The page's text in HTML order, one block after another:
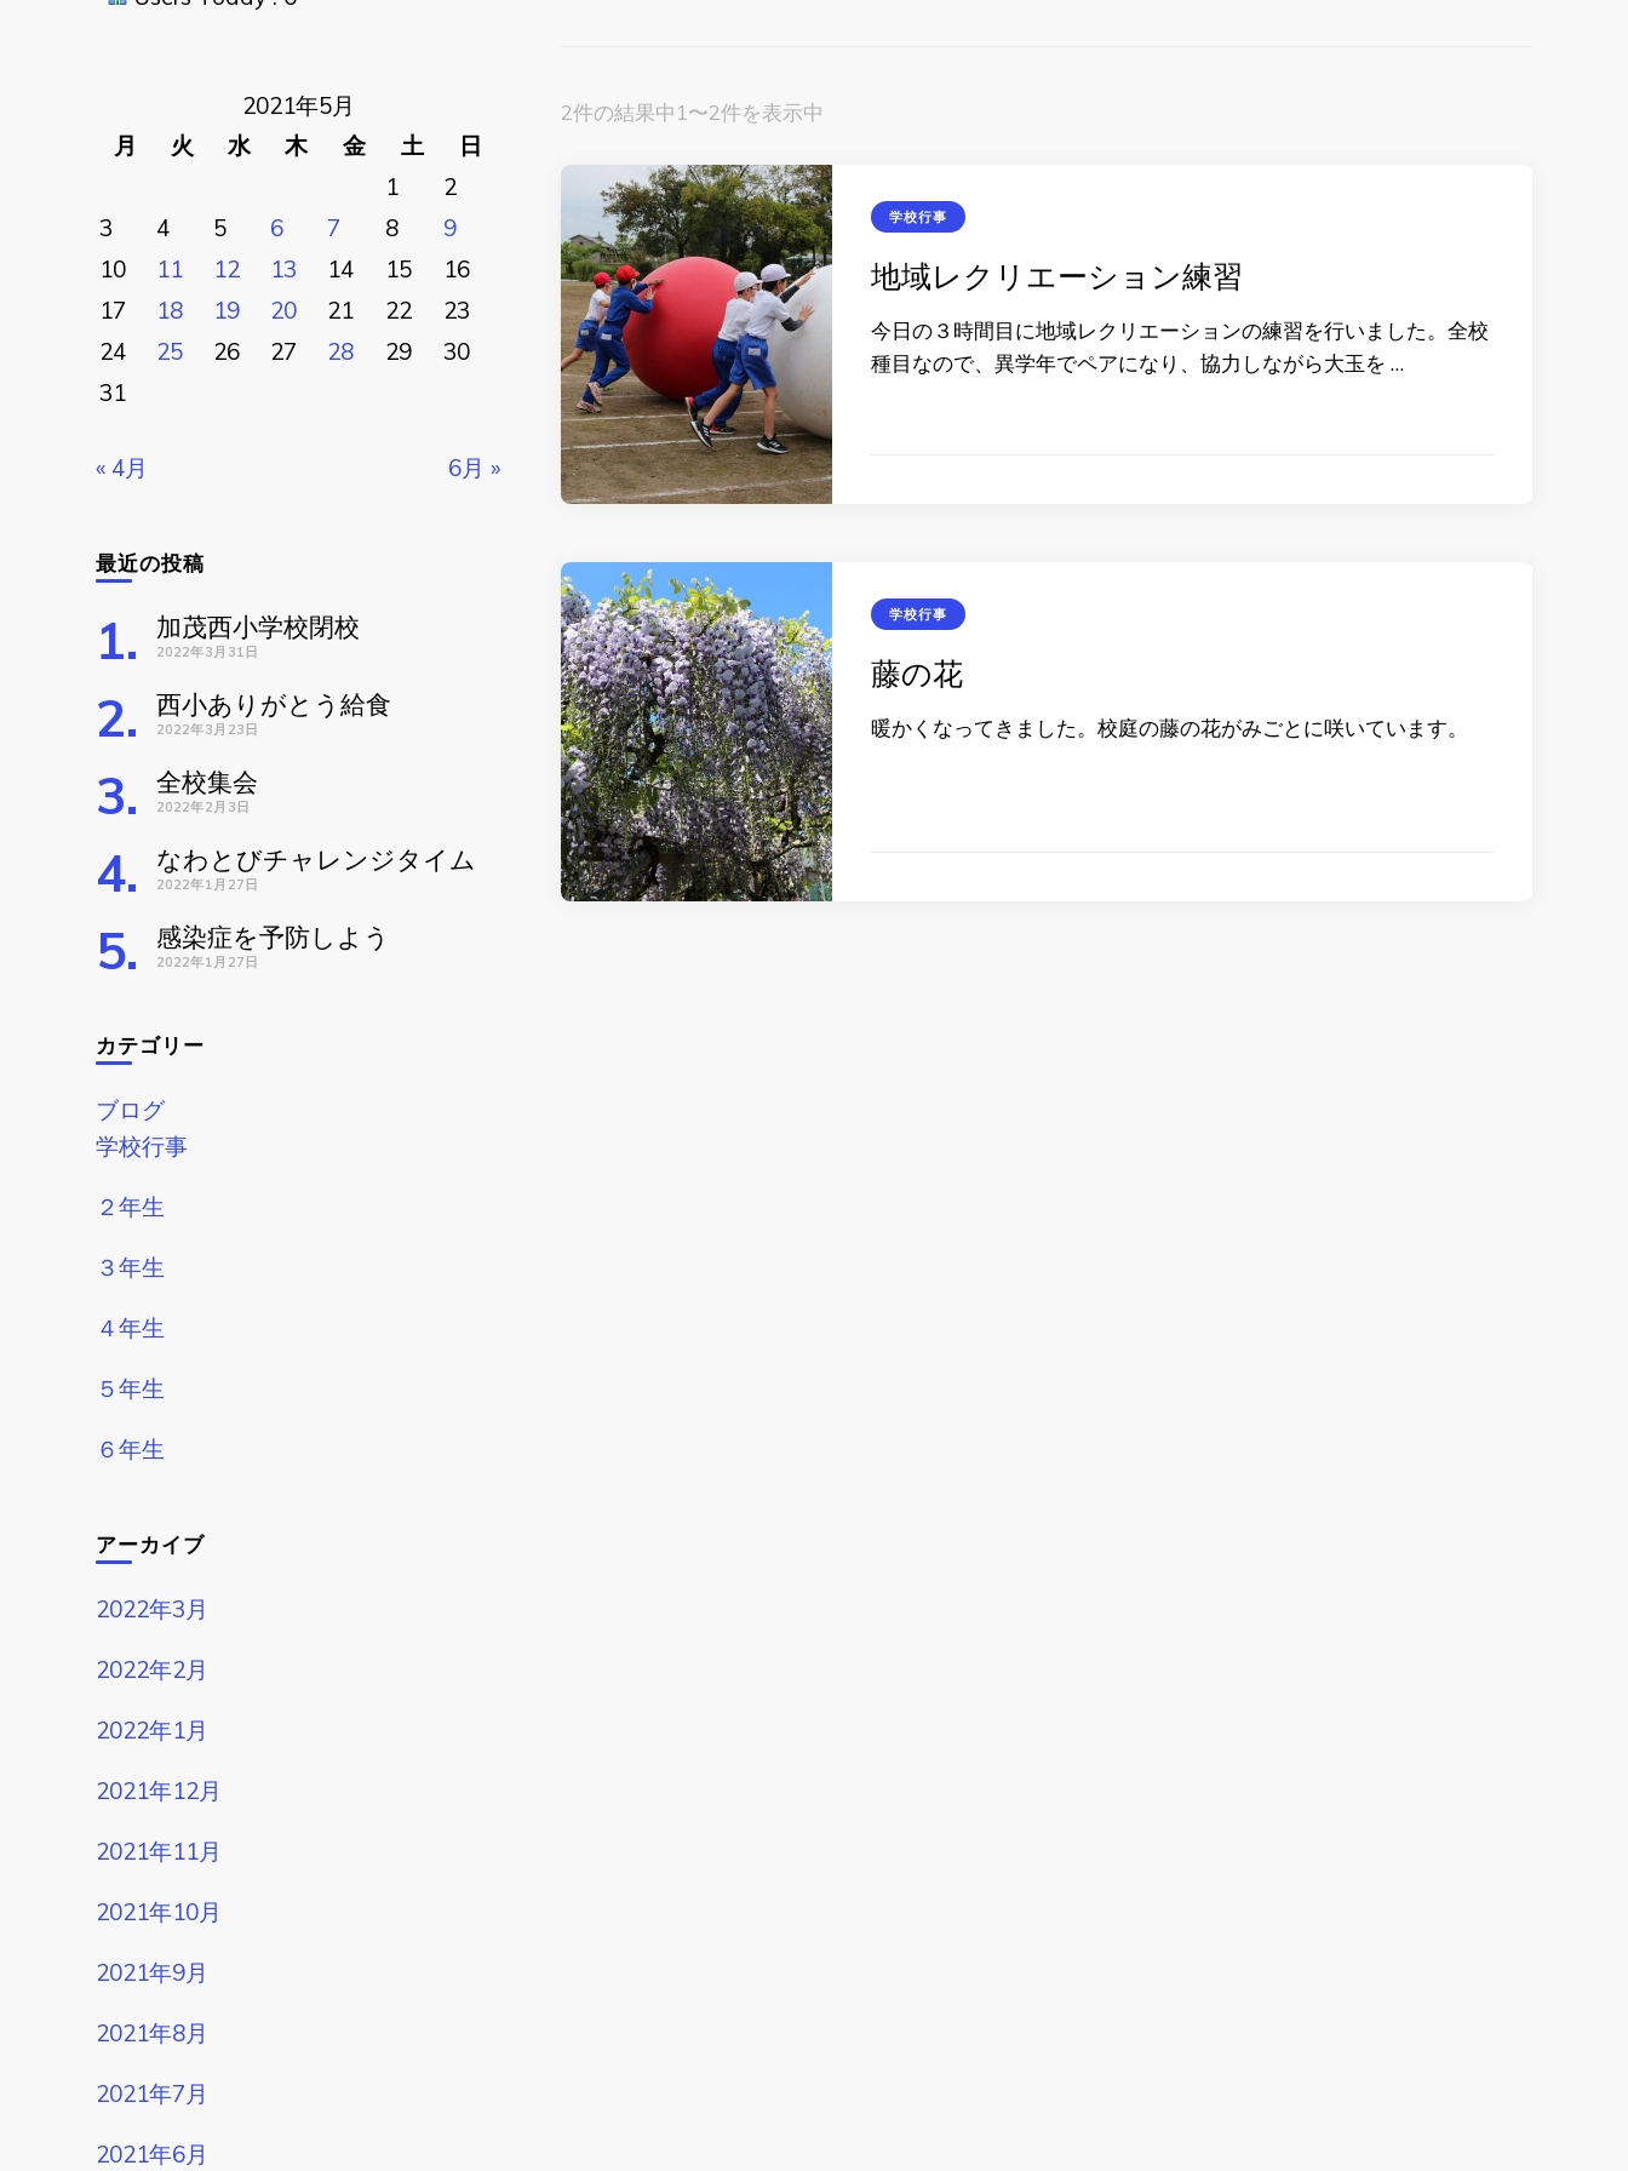
2件の結果中1〜2件を表示中
学校行事
地域レクリエーション練習
今日の３時間目に地域レクリエーションの練習を行いました。全校
種目なので、異学年でペアになり、協力しながら大玉を …
学校行事
藤の花
暖かくなってきました。校庭の藤の花がみごとに咲いています。
2021年5月
月
火 水 木 金 土
日
1
2
3
4 5 6 7 8
9
10
11 12 13 14 15
16
17
18 19 20 21 22
23
24
25 26 27 28 29
30
31
« 4月 6月 »
最近の投稿
加茂西小学校閉校
2022年3月31日
西小ありがとう給食
2022年3月23日
全校集会
2022年2月3日
なわとびチャレンジタイム
2022年1月27日
感染症を予防しよう
2022年1月27日
カテゴリー
ブログ
学校行事
２年生
３年生
４年生
５年生
６年生
アーカイブ
2022年3月
2022年2月
2022年1月
2021年12月
2021年11月
2021年10月
2021年9月
2021年8月
2021年7月
2021年6月